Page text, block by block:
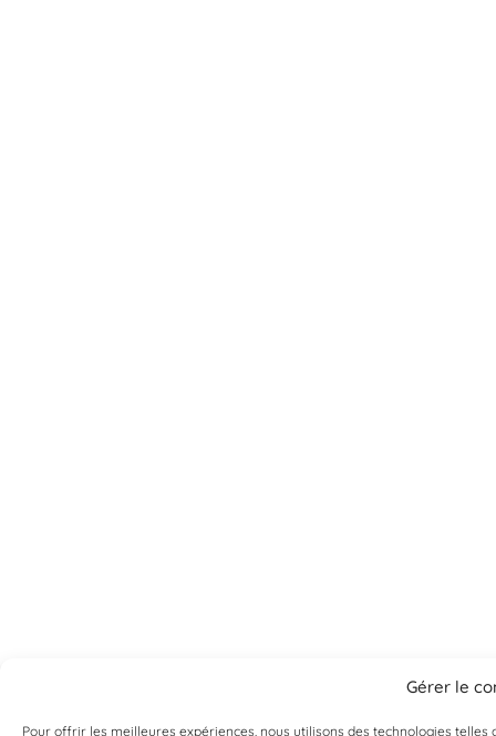
Gérer le
Pour offrir les meilleures expériences, nous utilisons des technologies